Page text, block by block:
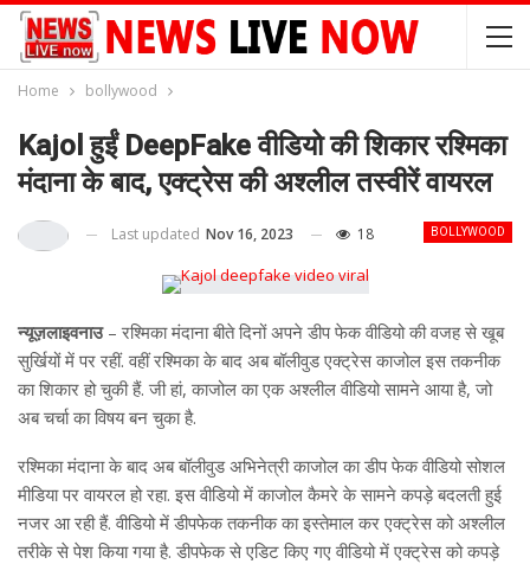
Home bollywood
Kajol हुईं DeepFake वीडियो की शिकार रश्मिका
मंदाना के बाद, एक्ट्रेस की अश्लील तस्वीरें वायरल
BOLLYWOOD
Last updated Nov 16, 2023 18
न्यूज़लाइवनाउ – रश्मिका मंदाना बीते दिनों अपने डीप फेक वीडियो की वजह से खूब
सुर्खियों में पर रहीं. वहीं रश्मिका के बाद अब बॉलीवुड एक्ट्रेस काजोल इस तकनीक
का शिकार हो चुकी हैं. जी हां, काजोल का एक अश्लील वीडियो सामने आया है, जो
अब चर्चा का विषय बन चुका है.
रश्मिका मंदाना के बाद अब बॉलीवुड अभिनेत्री काजोल का डीप फेक वीडियो सोशल
मीडिया पर वायरल हो रहा. इस वीडियो में काजोल कैमरे के सामने कपड़े बदलती हुई
नजर आ रही हैं. वीडियो में डीपफेक तकनीक का इस्तेमाल कर एक्ट्रेस को अश्लील
तरीके से पेश किया गया है. डीपफेक से एडिट किए गए वीडियो में एक्ट्रेस को कपड़े